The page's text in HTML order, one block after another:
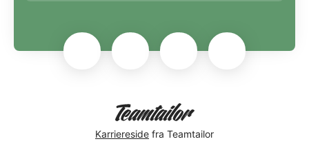
Karriereside fra Teamtailor